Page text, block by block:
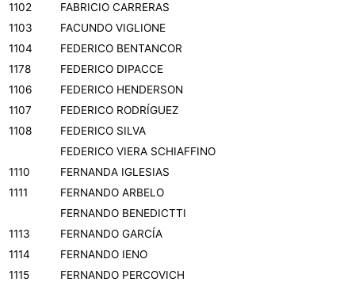
1102
FABRICIO CARRERAS
1103
FACUNDO VIGLIONE
1104
FEDERICO BENTANCOR
1178
FEDERICO DIPACCE
1106
FEDERICO HENDERSON
1107
FEDERICO RODRÍGUEZ
1108
FEDERICO SILVA
FEDERICO VIERA SCHIAFFINO
1110
FERNANDA IGLESIAS
1111
FERNANDO ARBELO
FERNANDO BENEDICTTI
1113
FERNANDO GARCÍA
1114
FERNANDO IENO
1115
FERNANDO PERCOVICH